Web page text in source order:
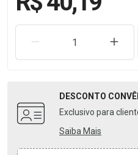
REMOVER UMA UNIDADE
DESCONTO
Exclusivo para
Saiba Mais